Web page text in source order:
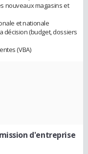
nouveaux magasins et
et nationale
décision (budget, dossiers
(VBA)
d'entreprise